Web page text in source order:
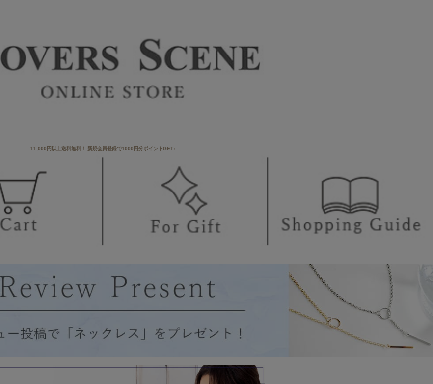
11,000円以上送料無料！ 新規会員登録で1000円分ポイントGET♪